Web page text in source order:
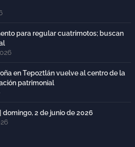
para regular cuatrimotos; buscan
en Tepoztlán vuelve al centro de la
patrimonial
domingo, 2 de junio de 2026